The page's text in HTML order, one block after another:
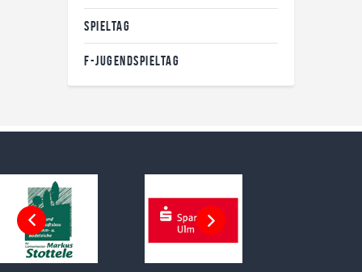
SPIELTAG
F-JUGENDSPIELTAG